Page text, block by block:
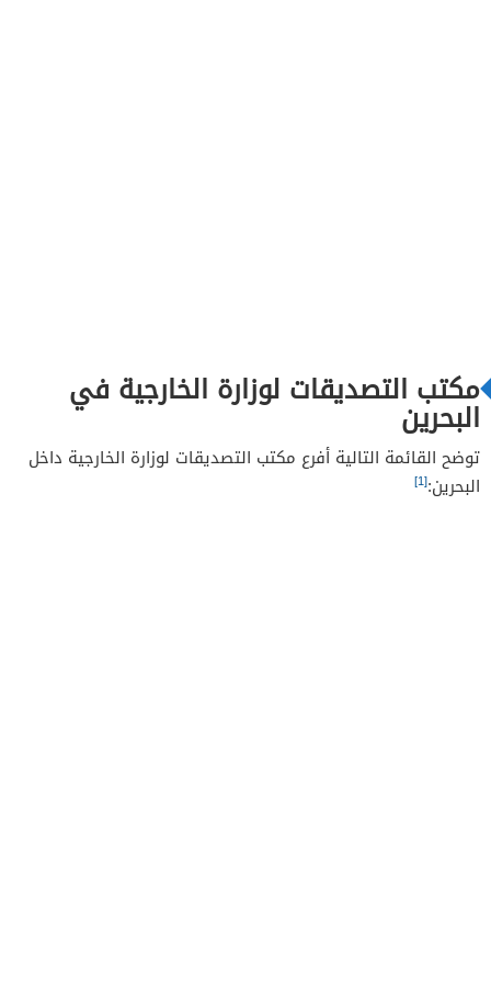
مكتب التصديقات لوزارة الخارجية في
البحرين
توضح القائمة التالية أفرع مكتب التصديقات لوزارة الخارجية داخل
البحرين:[1]